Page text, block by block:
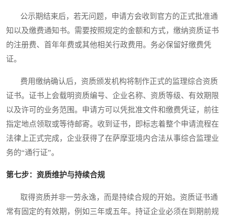
公示期结束后，若无问题，申请方会收到官方的正式批准通
知以及缴费通知书。需要按照规定的金额和方式，缴纳资质证书
的注册费、首年年费或其他相关行政费用。务必保留好缴费凭
证。
费用缴纳确认后，资质颁发机构将制作正式的监理综合资质
证书。证书上会载明资质编号、企业名称、资质等级、有效期限
以及许可的业务范围。申请方可以凭批准文件和缴费凭证，前往
指定地点领取或等待邮寄。收到证书，即标志着整个申请流程在
法律上正式完成，企业获得了在萨摩亚境内合法从事综合监理业
务的“通行证”。
第七步：资质维护与持续合规
取得资质并非一劳永逸，而是持续合规的开始。资质证书通
常有固定的有效期，例如三年或五年。持证企业必须在到期前规